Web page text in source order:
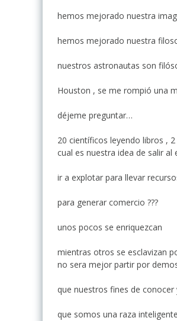
hemos mejorado nuestra
hemos mejorado nuestra
nuestros astronautas son
Houston , se me rompió una
déjeme preguntar…
20 científicos leyendo libros ,
cual es nuestra idea de salir al
ir a explotar para llevar
para generar comercio ???
unos pocos se enriquezcan
mientras otros se esclavizan
no sera mejor partir por
que nuestros fines de conocer
que somos una raza